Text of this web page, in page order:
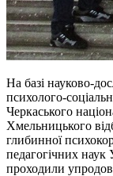
На базі науково-
психолого-
Черкаського
Хмельницького
глибинної
педагогічних
проходили